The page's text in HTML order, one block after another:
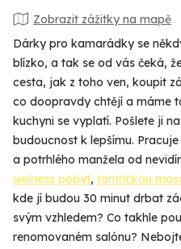
Zobrazit zážitky na mapě
Dárky pro kamarádky se
blízko, a tak se od vás čeká,
cesta, jak z toho ven, koupit
co doopravdy chtějí a máme
kuchyni se vyplatí. Pošlete ji na
budoucnost k lepšímu.
a potrhlého manžela od
welness pobyt, tantrickou
kde jí budou 30 minut drbat
svým vzhledem? Co takhle
renomovaném salónu?